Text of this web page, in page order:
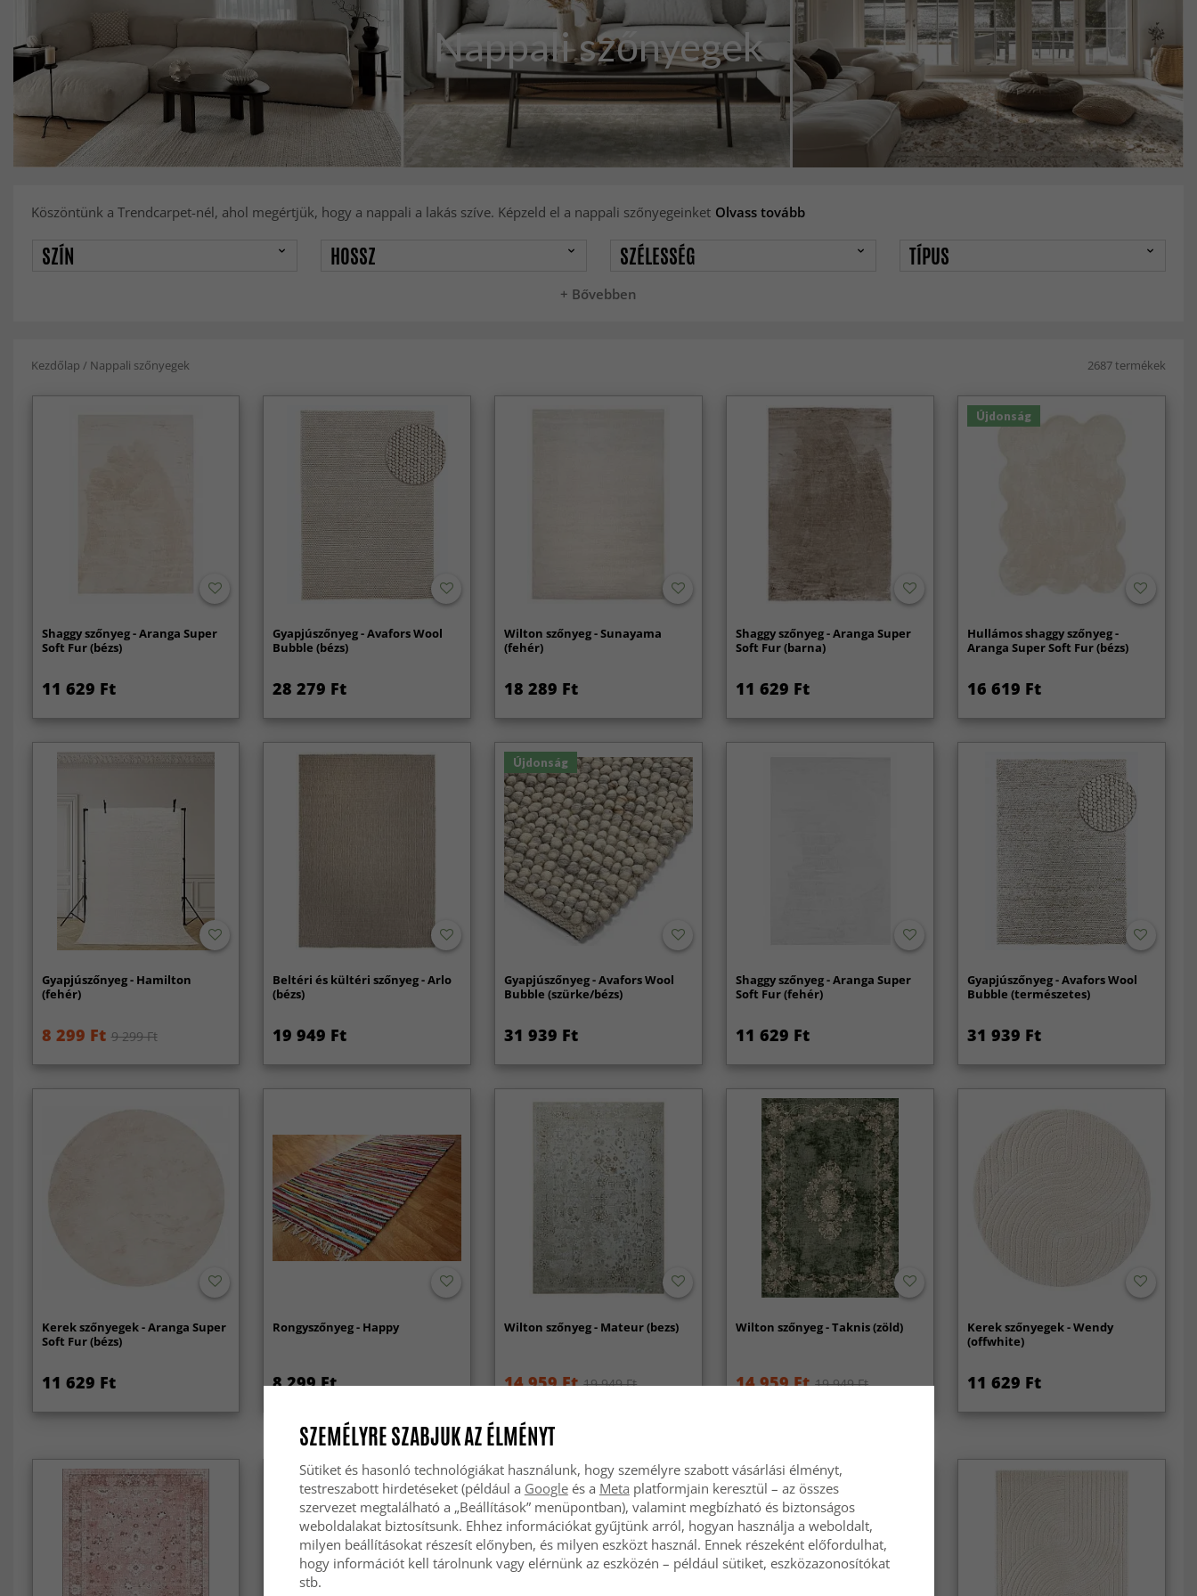
Nappali szőnyegek
Köszöntünk a Trendcarpet-nél, ahol megértjük, hogy a nappali a lakás szíve. Képzeld el a nappali szőnyegeinket Olvass tovább
+ Bővebben
SZÍN HOSSZ SZÉLESSÉG TÍPUS
Kezdőlap / Nappali szőnyegek 2687 termékek
Shaggy szőnyeg - Aranga Super
Soft Fur (bézs)
11 629 Ft
Gyapjúszőnyeg - Avafors Wool
Bubble (bézs)
28 279 Ft
Wilton szőnyeg - Sunayama
(fehér)
18 289 Ft
Shaggy szőnyeg - Aranga Super
Soft Fur (barna)
11 629 Ft
Újdonság
Hullámos shaggy szőnyeg -
Aranga Super Soft Fur (bézs)
16 619 Ft
Gyapjúszőnyeg - Hamilton
(fehér)
8 299 Ft 9 299 Ft
Beltéri és kültéri szőnyeg - Arlo
(bézs)
19 949 Ft
Újdonság
Gyapjúszőnyeg - Avafors Wool
Bubble (szürke/bézs)
31 939 Ft
Shaggy szőnyeg - Aranga Super
Soft Fur (fehér)
11 629 Ft
Gyapjúszőnyeg - Avafors Wool
Bubble (természetes)
31 939 Ft
Kerek szőnyegek - Aranga Super
Soft Fur (bézs)
11 629 Ft
Rongyszőnyeg - Happy
8 299 Ft
Wilton szőnyeg - Mateur (bezs)
14 959 Ft 19 949 Ft
Wilton szőnyeg - Taknis (zöld)
14 959 Ft 19 949 Ft
Kerek szőnyegek - Wendy
(offwhite)
11 629 Ft
SZEMÉLYRE SZABJUK AZ ÉLMÉNYT
Sütiket és hasonló technológiákat használunk, hogy személyre szabott vásárlási élményt,
testreszabott hirdetéseket (például a Googleés a Meta platformjain keresztül – az összes
szervezet megtalálható a „Beállítások” menüpontban), valamint megbízható és biztonságos
weboldalakat biztosítsunk. Ehhez információkat gyűjtünk arról, hogyan használja a weboldalt,
milyen beállításokat részesít előnyben, és milyen eszközt használ. Ennek részeként előfordulhat,
hogy információt kell tárolnunk vagy elérnünk az eszközén – például sütiket, eszközazonosítókat
stb.